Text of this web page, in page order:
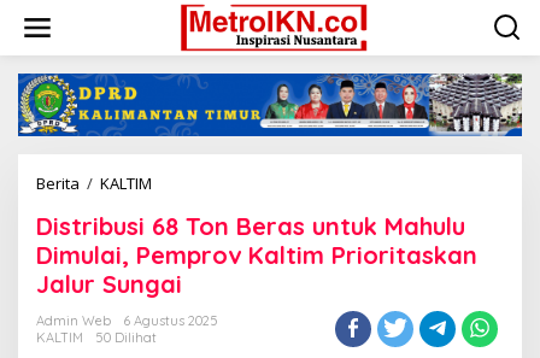
konten
Berita / KALTIM
Ton
Beras
untuk
Mahulu
Dimulai,
Pemprov
Distribusi 68 Ton Beras untuk Mahulu
Dimulai, Pemprov Kaltim Prioritaskan
Jalur Sungai
Admin Web
6 Agustus 2025
KALTIM
50 Dilihat